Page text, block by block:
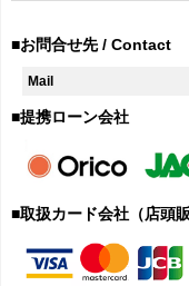
■お問合せ先 / Contact
Mail
■提携ローン会社
■取扱カード会社（店頭販